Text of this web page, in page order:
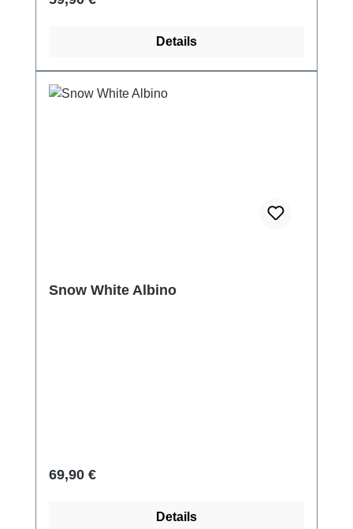
Details
Snow White Albino
Regulärer Preis:
69,90 €
Details